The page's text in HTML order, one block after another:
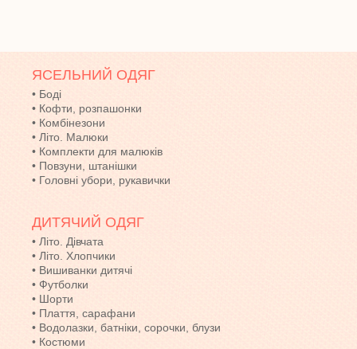
ЯСЕЛЬНИЙ ОДЯГ
• Боді
• Кофти, розпашонки
• Комбінезони
• Літо. Малюки
• Комплекти для малюків
• Повзуни, штанішки
• Головні убори, рукавички
ДИТЯЧИЙ ОДЯГ
• Літо. Дівчата
• Літо. Хлопчики
• Вишиванки дитячі
• Футболки
• Шорти
• Плаття, сарафани
• Водолазки, батніки, сорочки, блузи
• Костюми